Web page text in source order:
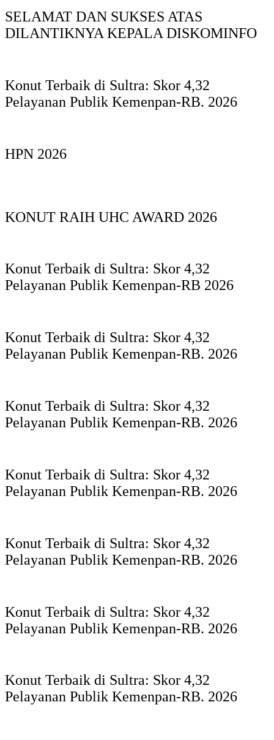
SELAMAT DAN SUKSES ATAS
DILANTIKNYA KEPALA DISKOMINFO
Konut Terbaik di Sultra: Skor 4,32
Pelayanan Publik Kemenpan-RB. 2026
HPN 2026
KONUT RAIH UHC AWARD 2026
Konut Terbaik di Sultra: Skor 4,32
Pelayanan Publik Kemenpan-RB 2026
Konut Terbaik di Sultra: Skor 4,32
Pelayanan Publik Kemenpan-RB. 2026
Konut Terbaik di Sultra: Skor 4,32
Pelayanan Publik Kemenpan-RB. 2026
Konut Terbaik di Sultra: Skor 4,32
Pelayanan Publik Kemenpan-RB. 2026
Konut Terbaik di Sultra: Skor 4,32
Pelayanan Publik Kemenpan-RB. 2026
Konut Terbaik di Sultra: Skor 4,32
Pelayanan Publik Kemenpan-RB. 2026
Konut Terbaik di Sultra: Skor 4,32
Pelayanan Publik Kemenpan-RB. 2026